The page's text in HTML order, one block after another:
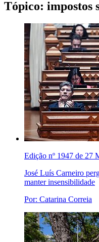
Tópico: impostos
Edição nº 1947 de 27
José Luís Carneiro
manter insensibilidade
Por: Catarina Correia